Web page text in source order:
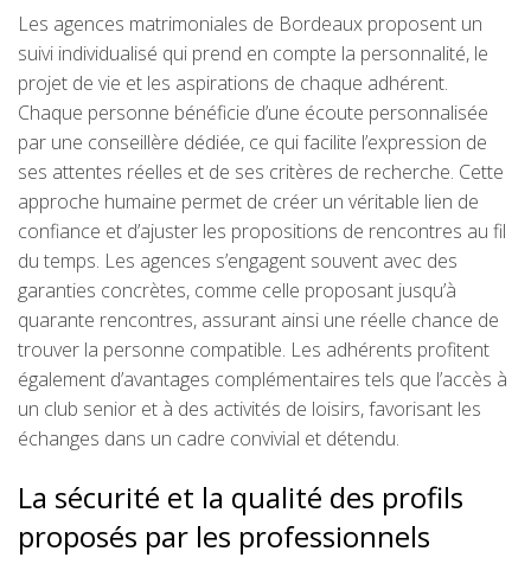
Les agences matrimoniales de Bordeaux proposent un
suivi individualisé qui prend en compte la personnalité, le
projet de vie et les aspirations de chaque adhérent.
Chaque personne bénéficie d’une écoute personnalisée
par une conseillère dédiée, ce qui facilite l’expression de
ses attentes réelles et de ses critères de recherche. Cette
approche humaine permet de créer un véritable lien de
confiance et d’ajuster les propositions de rencontres au fil
du temps. Les agences s’engagent souvent avec des
garanties concrètes, comme celle proposant jusqu’à
quarante rencontres, assurant ainsi une réelle chance de
trouver la personne compatible. Les adhérents profitent
également d’avantages complémentaires tels que l’accès à
un club senior et à des activités de loisirs, favorisant les
échanges dans un cadre convivial et détendu.
La sécurité et la qualité des profils
proposés par les professionnels